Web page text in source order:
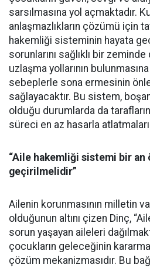
sarsılmasına yol açmaktadır.
anlaşmazlıkların çözümü için
hakemliği sisteminin hayata
sorunlarını sağlıklı bir
uzlaşma yollarının
sebeplerle sona ermesinin
sağlayacaktır. Bu sistem,
olduğu durumlarda da
süreci en az hasarla
“Aile hakemliği sistemi bir an
geçirilmelidir”
Ailenin korunmasının milletin
olduğunun altını çizen Dinç,
sorun yaşayan aileleri
çocukların geleceğinin
çözüm mekanizmasıdır. Bu